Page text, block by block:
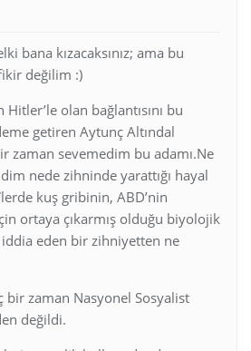
bana kızacaksınız; ama bu
değilim :)
Hitler’le olan bağlantısını bu
getiren Aytunç Altındal
zaman sevemedim bu adamı.Ne
nede zihninde yarattığı hayal
kuş gribinin, ABD’nin
ortaya çıkarmış olduğu biyolojik
iddia eden bir zihniyetten ne
bir zaman Nasyonel Sosyalist
değildi.